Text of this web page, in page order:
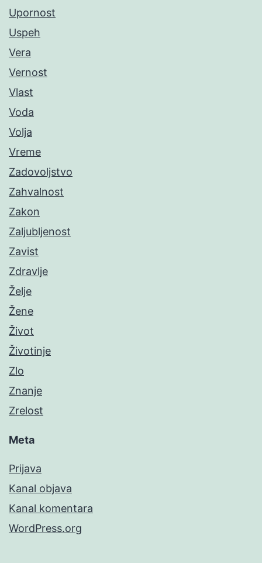
Upornost
Uspeh
Vera
Vernost
Vlast
Voda
Volja
Vreme
Zadovoljstvo
Zahvalnost
Zakon
Zaljubljenost
Zavist
Zdravlje
Želje
Žene
Život
Životinje
Zlo
Znanje
Zrelost
Meta
Prijava
Kanal objava
Kanal komentara
WordPress.org